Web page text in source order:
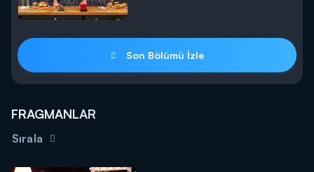
Son Bölümü İzle
FRAGMANLAR
Sırala